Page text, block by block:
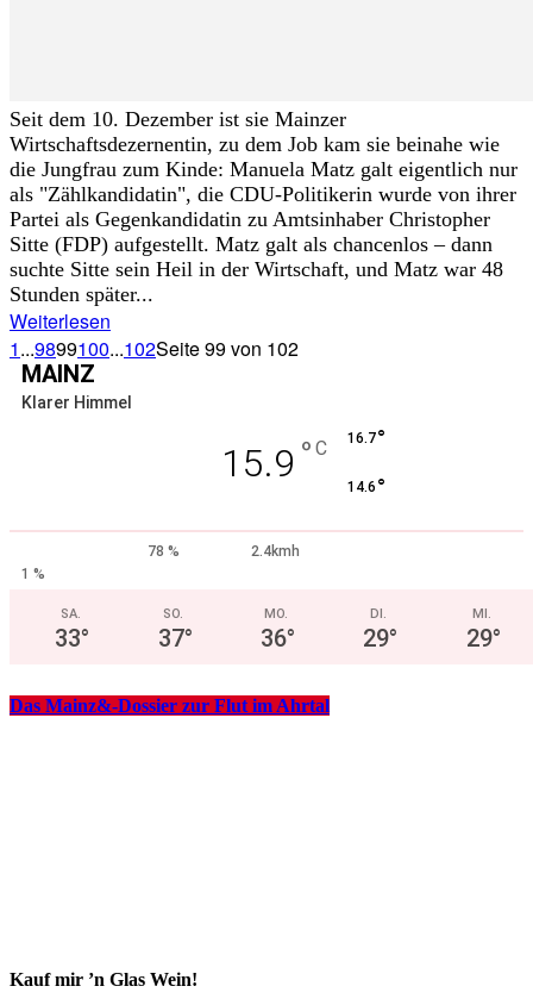
Seit dem 10. Dezember ist sie Mainzer
Wirtschaftsdezernentin, zu dem Job kam sie beinahe wie
die Jungfrau zum Kinde: Manuela Matz galt eigentlich nur
als "Zählkandidatin", die CDU-Politikerin wurde von ihrer
Partei als Gegenkandidatin zu Amtsinhaber Christopher
Sitte (FDP) aufgestellt. Matz galt als chancenlos – dann
suchte Sitte sein Heil in der Wirtschaft, und Matz war 48
Stunden später...
Weiterlesen
1...9899100...102Seite 99 von 102
MAINZ
Klarer Himmel
15.9 ° C 16.7°
14.6 °
78 %
2.4kmh
1 %
SA.
33°
SO.
37°
MO.
36°
DI.
29°
MI.
29°
Das Mainz&-Dossier zur Flut im Ahrtal
Kauf mir ’n Glas Wein!